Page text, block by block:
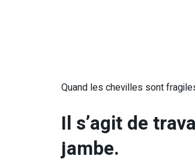
Quand les chevilles sont
Il s’agit de
jambe.